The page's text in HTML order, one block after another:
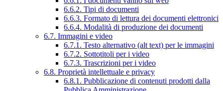
6.6.2. Tipi di documenti
6.6.3. Formato di lettura dei documenti elettronici
6.6.4. Modalità di produzione dei documenti
6.7. Immagini e video
6.7.1. Testo alternativo (alt text) per le immagini
6.7.2. Sottotitoli per i video
6.7.3. Trascrizioni per i video
6.8. Proprietà intellettuale e privacy
6.8.1. Pubblicazione di contenuti prodotti dalla